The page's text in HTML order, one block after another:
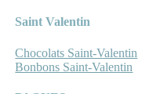
Saint Valentin
Chocolats Saint-Valentin
Bonbons Saint-Valentin